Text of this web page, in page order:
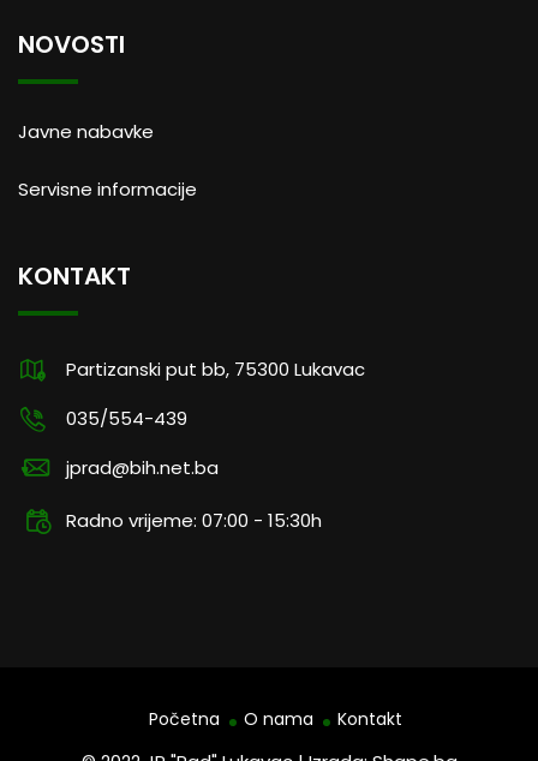
NOVOSTI
Javne nabavke
Servisne informacije
KONTAKT
Partizanski put bb, 75300 Lukavac
035/554-439
jprad@bih.net.ba
Radno vrijeme: 07:00 - 15:30h
Početna O nama Kontakt